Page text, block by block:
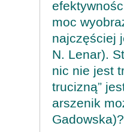
moc
najczęściej
N. Lenar).
nic nie jest
trucizną”
arszenik
Gadowska)?